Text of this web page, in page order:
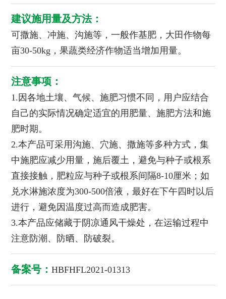
建议施用量及方法：
可撒施、冲施、沟施等，一般作基肥，大田作物每
亩30-50kg，果蔬类经济作物适当增加用量。
注意事项：
1.因各地土壤、气候、施肥习惯不同，用户应结合
自己的实际情况确定适宜的用肥量、施肥方法和施
肥时期。
2.本产品可采用沟施、穴施、撒施等多种方式，集
中施肥应减少用量，施后覆土，避免与种子或根系
直接接触，肥粒应与种子或根系间隔8-10厘米；如
兑水淋施浓度为300-500倍液，最好在下午四时以后
进行，避免因温度过高而造成肥害。
3.本产品应储藏于阴凉通风干燥处，在运输过程中
注意防潮、防晒、防破裂。
备案号：HBFHFL2021-01313